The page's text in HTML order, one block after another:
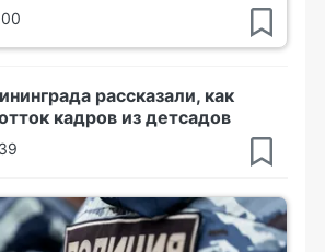
рассказали, как
кадров из детсадов